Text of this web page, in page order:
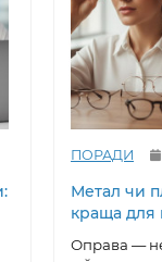
ПОРАДИ
Метал чи
краща для
Оправа —